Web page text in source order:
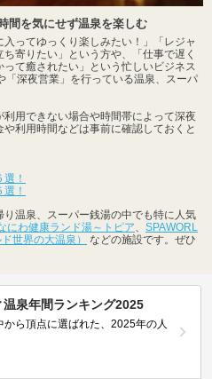
間を気にせず温泉を楽しむ
入ってゆっくり楽しみたい！」「レジャ
寄りたい」という方や、「仕事で遅く
て癒されたい」という忙しいビジネス
「深夜営業」を行っている温泉、スーパ
用できない場合や時間帯によって深夜
利用時間などは事前に確認しておくと
！
！
温泉、スーパー銭湯の中でも特に人気
にわ健康ランド湯～トピア、 SPAWORL
世界の大温泉）
などの施設です。ぜひ
泉年間ランキング2025
から頂点に選ばれた、2025年の人